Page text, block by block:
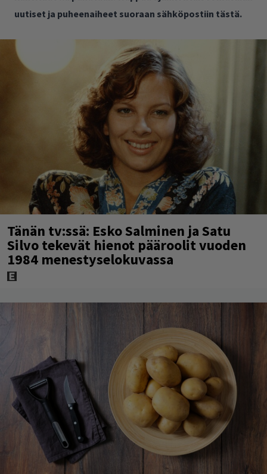
uutiset ja puheenaiheet suoraan sähköpostiin tästä.
Tänän tv:ssä: Esko Salminen ja Satu
Silvo tekevät hienot pääroolit vuoden
1984 menestyselokuvassa